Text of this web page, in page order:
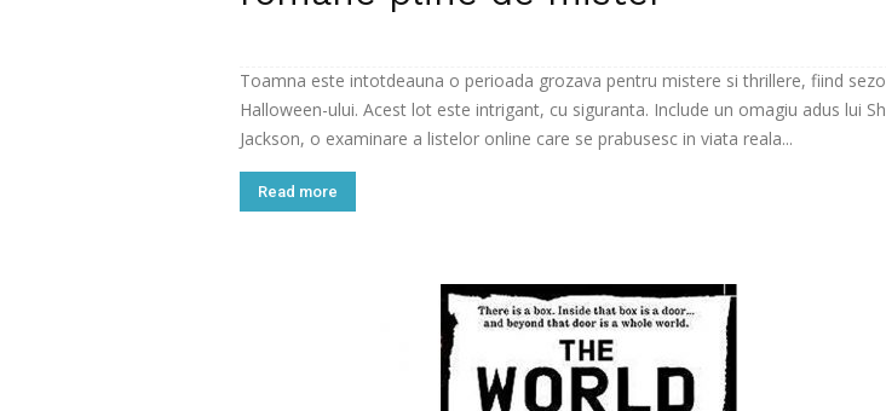
Toamna este intotdeauna o perioada grozava pentru mistere si thrillere, fiind
Halloween-ului. Acest lot este intrigant, cu siguranta. Include un omagiu adus lui
Jackson, o examinare a listelor online care se prabusesc in viata reala...
Read more